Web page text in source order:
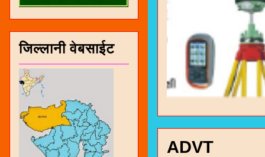
ADVT
जिल्लानी वेबसाईट